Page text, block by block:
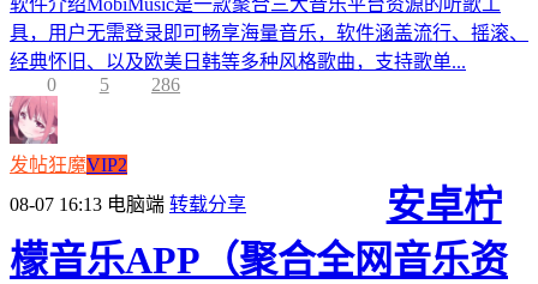
具，用户无需登录即可畅享海量音乐，软件涵盖流行、摇滚、
经典怀旧、以及欧美日韩等多种风格歌曲，支持歌单...
0
5 286
发帖狂魔VIP2
08-07 16:13 电脑端 转载分享
安卓柠
檬音乐APP（聚合全网音乐资